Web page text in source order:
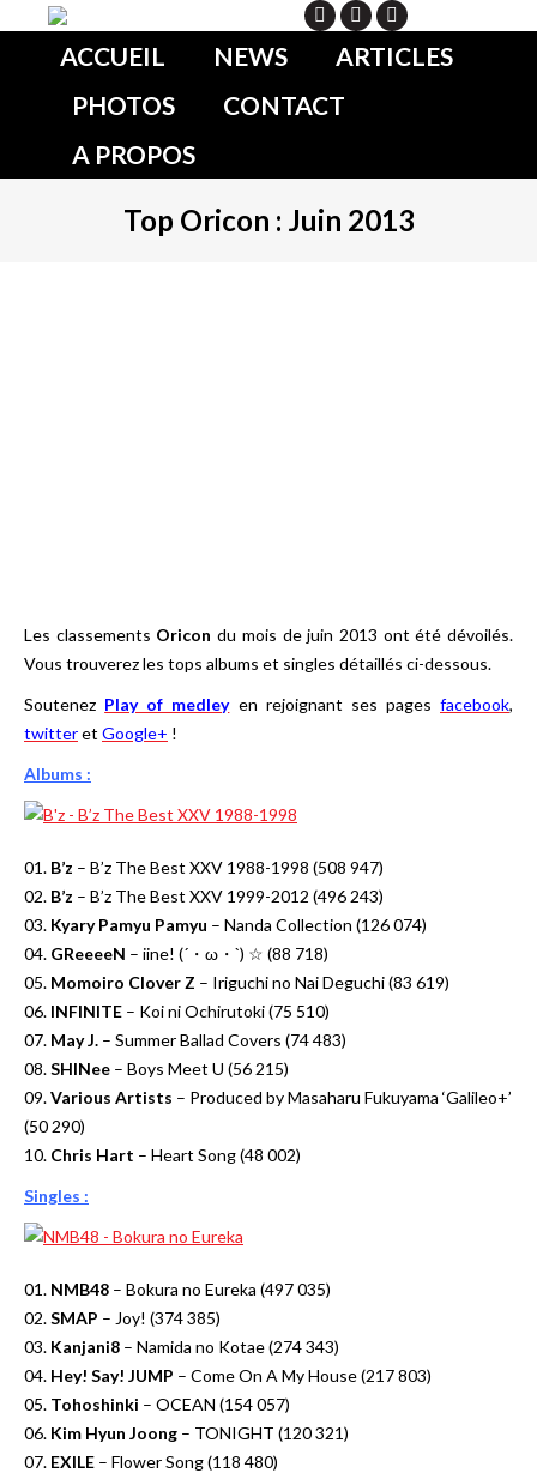
ACCUEIL NEWS
ARTICLES
PHOTOS
CONTACT
A PROPOS
Top Oricon : Juin 2013
Les classements Oricon du mois de juin 2013 ont été dévoilés.
Vous trouverez les tops albums et singles détaillés ci-dessous.
Soutenez Play of medleyen rejoignant ses pages facebook,
twitteret Google+ !
Albums :
01. B’z – B’z The Best XXV 1988-1998 (508 947)
02. B’z – B’z The Best XXV 1999-2012 (496 243)
03. Kyary Pamyu Pamyu – Nanda Collection (126 074)
04. GReeeeN – iine! (´・ω・`) ☆ (88 718)
05. Momoiro Clover Z – Iriguchi no Nai Deguchi (83 619)
06. INFINITE – Koi ni Ochirutoki (75 510)
07. May J. – Summer Ballad Covers (74 483)
08.SHINee – Boys Meet U (56 215)
09.Various Artists – Produced by Masaharu Fukuyama ‘Galileo+’
(50 290)
10. Chris Hart – Heart Song (48 002)
Singles :
01. NMB48 – Bokura no Eureka (497 035)
02.SMAP – Joy! (374 385)
03. Kanjani8 – Namida no Kotae (274 343)
04. Hey! Say! JUMP – Come On A My House (217 803)
05. Tohoshinki – OCEAN (154 057)
06. Kim Hyun Joong – TONIGHT (120 321)
07. EXILE – Flower Song (118 480)